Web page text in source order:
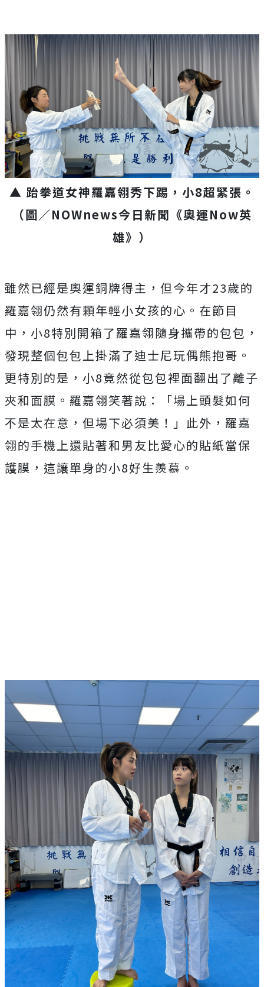
▲ 跆拳道女神羅嘉翎秀下踢，小8超緊張。
（圖／NOWnews今日新聞《奧運Now英
雄》）
雖然已經是奧運銅牌得主，但今年才23歲的
羅嘉翎仍然有顆年輕小女孩的心。在節目
中，小8特別開箱了羅嘉翎隨身攜帶的包包，
發現整個包包上掛滿了迪士尼玩偶熊抱哥。
更特別的是，小8竟然從包包裡面翻出了離子
夾和面膜。羅嘉翎笑著說：「場上頭髮如何
不是太在意，但場下必須美！」此外，羅嘉
翎的手機上還貼著和男友比愛心的貼紙當保
護膜，這讓單身的小8好生羨慕。